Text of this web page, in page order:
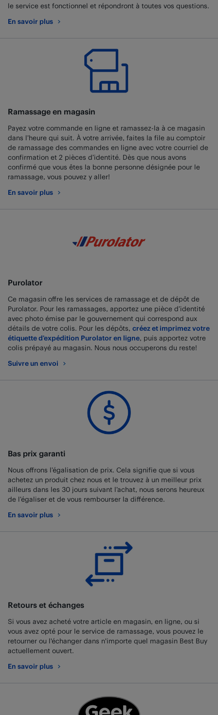
le service est fonctionnel et répondront à toutes vos questions.
En savoir plus
au sujet de Best Buy Mobile
Ramassage en magasin
Payez votre commande en ligne et ramassez-la à ce magasin
dans l’heure qui suit. À votre arrivée, faites la file au comptoir
de ramassage des commandes en ligne avec votre courriel de
confirmation et 2 pièces d’identité. Dès que nous avons
confirmé que vous êtes la bonne personne désignée pour le
ramassage, vous pouvez y aller!
En savoir plus
au sujet de Ramassage en magasin
Purolator
Ce magasin offre les services de ramassage et de dépôt de
Purolator. Pour les ramassages, apportez une pièce d’identité
avec photo émise par le gouvernement qui correspond aux
détails de votre colis. Pour les dépôts, créez et imprimez votre
étiquette d’expédition Purolator en ligne, puis apportez votre
colis prépayé au magasin. Nous nous occuperons du reste!
Suivre un envoi
Bas prix garanti
Nous offrons l’égalisation de prix. Cela signifie que si vous
achetez un produit chez nous et le trouvez à un meilleur prix
ailleurs dans les 30 jours suivant l’achat, nous serons heureux
de l’égaliser et de vous rembourser la différence.
En savoir plus
au sujet de Bas prix garanti
Retours et échanges
Si vous avez acheté votre article en magasin, en ligne, ou si
vous avez opté pour le service de ramassage, vous pouvez le
retourner ou l'échanger dans n'importe quel magasin Best Buy
actuellement ouvert.
En savoir plus
au sujet de Retours et échanges